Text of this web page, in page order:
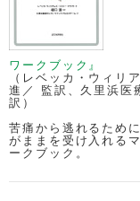
ワークブック』
（レベッカ・ウィ
進／ 監訳、久里浜医
訳）
苦痛から逃れるため
がままを受け入れる
ークブック。